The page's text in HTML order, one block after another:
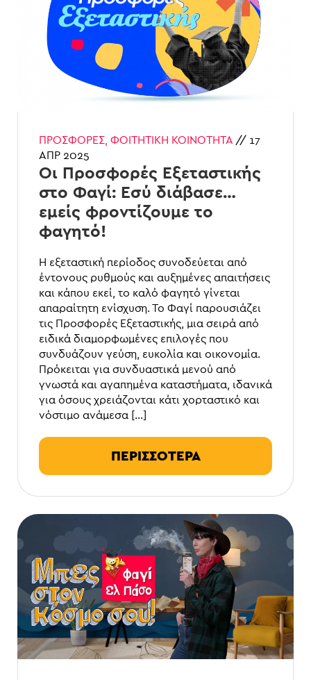
ΠΡΟΣΦΟΡΈΣ ΦΟΙΤΗΤΙΚΉ ΚΟΙΝΌΤΗΤΑ // 17
ΑΠΡ 2025
Οι Προσφορές Εξεταστικής
στο Φαγί: Εσύ διάβασε…
εμείς φροντίζουμε το
φαγητό!
Η εξεταστική περίοδος συνοδεύεται από
έντονους ρυθμούς και αυξημένες απαιτήσεις
και κάπου εκεί, το καλό φαγητό γίνεται
απαραίτητη ενίσχυση. Το Φαγί παρουσιάζει
τις Προσφορές Εξεταστικής, μια σειρά από
ειδικά διαμορφωμένες επιλογές που
συνδυάζουν γεύση, ευκολία και οικονομία.
Πρόκειται για συνδυαστικά μενού από
γνωστά και αγαπημένα καταστήματα, ιδανικά
για όσους χρειάζονται κάτι χορταστικό και
νόστιμο ανάμεσα […]
ΠΕΡΙΣΣΟΤΕΡΑ